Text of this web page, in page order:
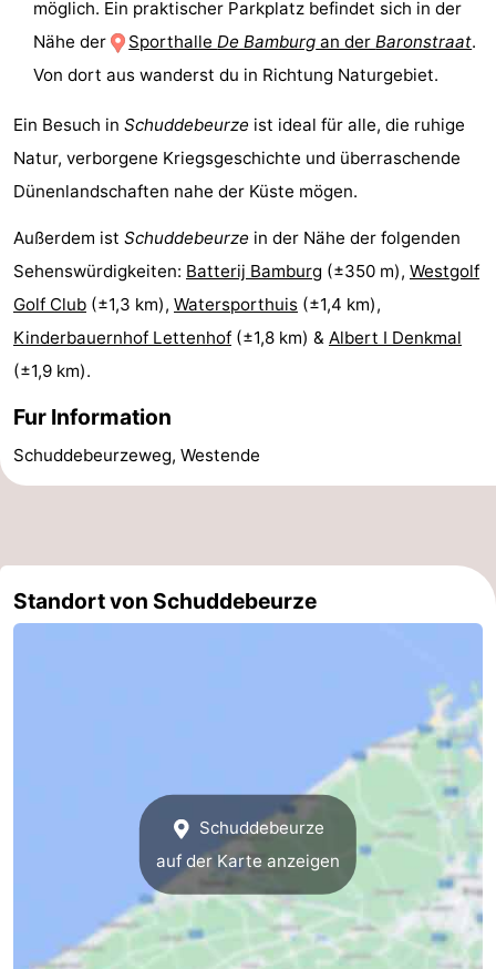
Küste
Natur
Het
Zwin
Knokke-
Heist
-
Zeebrugge
-
Blankenberge
-
Wenduine
-
De
Haan
-
Bredene
-
Middelkerke
-
Koksijde
-
möglich. Ein praktischer Parkplatz befindet sich in der
Nähe der
SporthalleDe Bamburg an derBaronstraat.
Von dort aus wanderst du in Richtung Naturgebiet.
Ein Besuch in Schuddebeurze ist ideal für alle, die ruhige
Natur, verborgene Kriegsgeschichte und überraschende
Dünenlandschaften nahe der Küste mögen.
Außerdem ist Schuddebeurze in der Nähe der folgenden
Sehenswürdigkeiten: Batterij Bamburg (±350 m), Westgolf
Golf Club (±1,3 km), Watersporthuis (±1,4 km),
Kinderbauernhof Lettenhof (±1,8 km) & Albert I Denkmal
(±1,9 km).
Fur Information
Schuddebeurzeweg, Westende
Standort von Schuddebeurze
Schuddebeurze
auf der Karte anzeigen